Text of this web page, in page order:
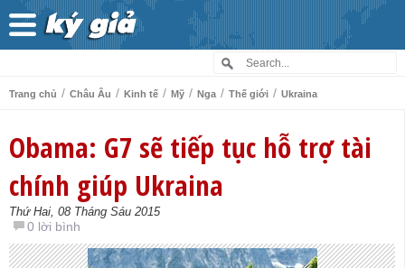
Trang chủ / Châu Âu / Kinh tế / Mỹ / Nga / Thế giới / Ukraina
Obama: G7 sẽ tiếp tục hỗ trợ tài
chính giúp Ukraina
Thứ Hai, 08 Tháng Sáu 2015
0 lời bình